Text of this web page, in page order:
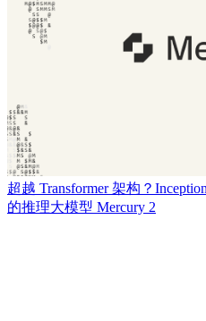
超越 Transformer 架构？
的推理大模型 Mercury 2